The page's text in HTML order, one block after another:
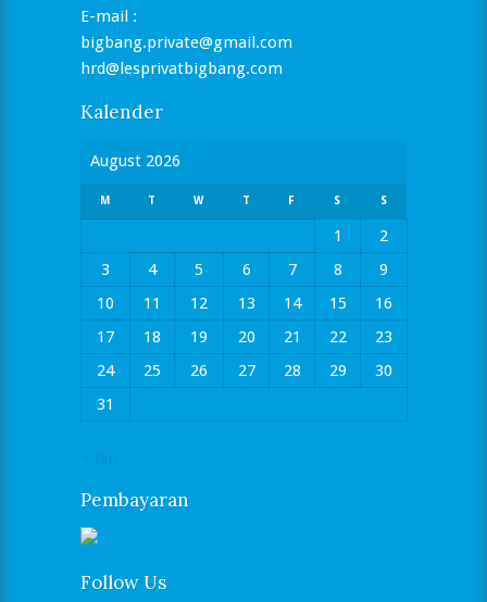
E-mail :
bigbang.private@gmail.com
hrd@lesprivatbigbang.com
Kalender
August 2026
M T W T F S S
1
2
3
4 5 6 7 8
9
10
11 12 13 14 15
16
17
18 19 20 21 22
23
24
25 26 27 28 29
30
31
Pembayaran
Follow Us